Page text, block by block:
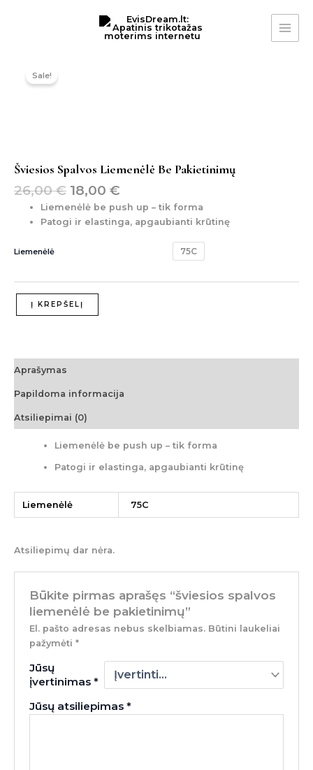
Sale!
Šviesios Spalvos Liemenėlė Be Pakietinimų
26,00€ 18,00 €
Liemenėlė be push up – tik forma
Patogi ir elastinga, apgaubianti krūtinę
Liemenėlė 75C
kiekis:
šviesios
Į KREPŠELĮ
Aprašymas
Papildoma informacija
Atsiliepimai (0)
Liemenėlė be push up – tik forma
Patogi ir elastinga, apgaubianti krūtinę
Liemenėlė 75C
Atsiliepimų dar nėra.
Būkite pirmas aprašęs “šviesios spalvos
liemenėlė be pakietinimų”
El. pašto adresas nebus skelbiamas. Būtini laukeliai
pažymėti*
Jūsų
įvertinimas*
Jūsų atsiliepimas*